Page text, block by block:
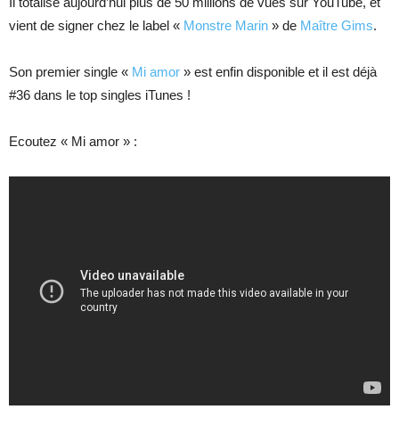
vient de signer chez le label « Monstre Marin » de Maître Gims.
Son premier single « Mi amor » est enfin disponible et il est déjà
#36 dans le top singles iTunes !
Ecoutez « Mi amor » :